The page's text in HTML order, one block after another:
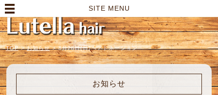
SITE MENU
TOP > お知らせ > 8月28日(日)ヘアドネーション
お知らせ